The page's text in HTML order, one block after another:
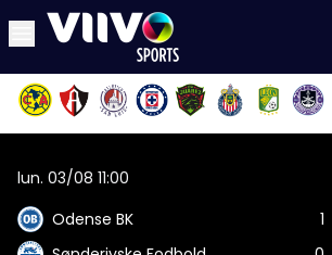
lun. 03/08 11:00
Odense BK
1